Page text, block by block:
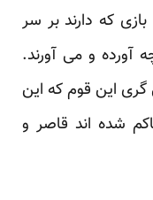
که دارند بر سر
و می آورند.
گری این قوم که این
شده اند قاصر و